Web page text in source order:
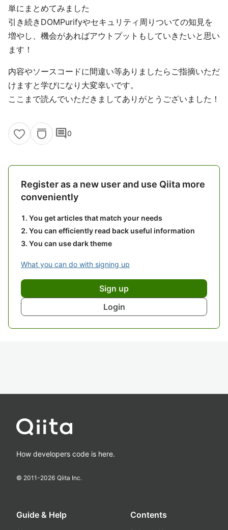
単にまとめてみました
引き続きDOMPurifyやセキュリティ周りついての知見を
増やし、機会があればアウトプットもしていきたいと思い
ます！
内容やソースコードに間違い等ありましたらご指摘いただ
けますと学びになり大変幸いです。
ここまで読んでいただきましてありがとうございました！
comment0
Register as a new user and use Qiita more
conveniently
You get articles that match your needs
You can efficiently read back useful information
You can use dark theme
What you can do with signing up
Sign up
Login
How developers code is here.
© 2011-2026 Qiita Inc.
Guide & Help Contents